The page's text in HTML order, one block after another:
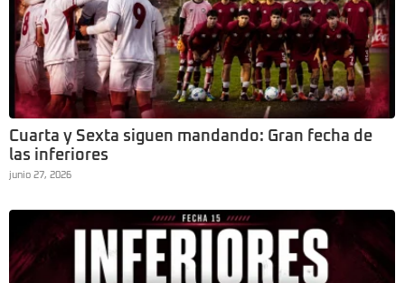
Cuarta y Sexta siguen mandando: Gran fecha de
las inferiores
junio 27, 2026